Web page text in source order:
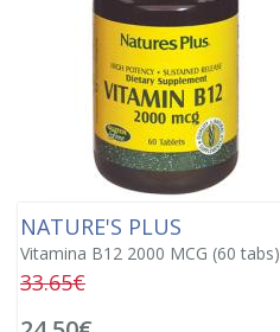
NATURE'S PLUS
Vitamina B12 2000 MCG (60 tabs)
33.65€